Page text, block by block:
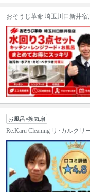
おそうじ革命 埼玉川口新井宿
お風呂×換気扇
Re:Karu Cleaning リ･カルクリ